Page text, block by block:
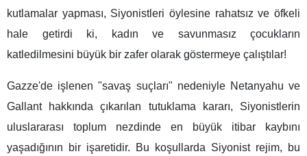
kutlamalar yapması, Siyonistleri öylesine rahatsız ve öfkeli
hale getirdi ki, kadın ve savunmasız çocukların
katledilmesini büyük bir zafer olarak göstermeye çalıştılar!
Gazze'de işlenen "savaş suçları" nedeniyle Netanyahu ve
Gallant hakkında çıkarılan tutuklama kararı, Siyonistlerin
uluslararası toplum nezdinde en büyük itibar kaybını
yaşadığının bir işaretidir. Bu koşullarda Siyonist rejim, bu